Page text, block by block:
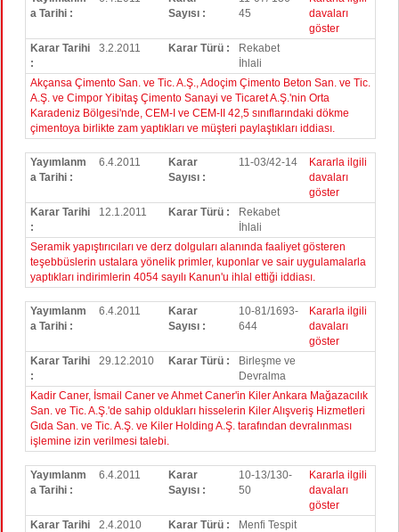
a Tarihi :
Sayısı :
45
davaları
göster
Karar Tarihi
:
3.2.2011 Karar Türü :
Rekabet
İhlali
Akçansa Çimento San. ve Tic. A.Ş., Adoçim Çimento Beton San. ve Tic.
A.Ş. ve Cimpor Yibitaş Çimento Sanayi ve Ticaret A.Ş.'nin Orta
Karadeniz Bölgesi'nde, CEM-I ve CEM-II 42,5 sınıflarındaki dökme
çimentoya birlikte zam yaptıkları ve müşteri paylaştıkları iddiası.
Yayımlanm
a Tarihi :
6.4.2011
Karar
Sayısı :
11-03/42-14
Kararla ilgili
davaları
göster
Karar Tarihi
:
12.1.2011 Karar Türü :
Rekabet
İhlali
Seramik yapıştırıcıları ve derz dolguları alanında faaliyet gösteren
teşebbüslerin ustalara yönelik primler, kuponlar ve sair uygulamalarla
yaptıkları indirimlerin 4054 sayılı Kanun'u ihlal ettiği iddiası.
Yayımlanm
a Tarihi :
6.4.2011
Karar
Sayısı :
10-81/1693-
644
Kararla ilgili
davaları
göster
Karar Tarihi
:
29.12.2010 Karar Türü :
Birleşme ve
Devralma
Kadir Caner, İsmail Caner ve Ahmet Caner'in Kiler Ankara Mağazacılık
San. ve Tic. A.Ş.'de sahip oldukları hisselerin Kiler Alışveriş Hizmetleri
Gıda San. ve Tic. A.Ş. ve Kiler Holding A.Ş. tarafından devralınması
işlemine izin verilmesi talebi.
Yayımlanm
a Tarihi :
6.4.2011
Karar
Sayısı :
10-13/130-
50
Kararla ilgili
davaları
göster
Karar Tarihi
2.4.2010 Karar Türü :
Menfi Tespit